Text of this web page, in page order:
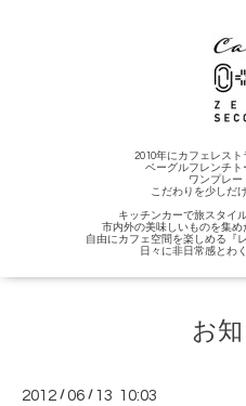
2010年にカフェレスト
ベーグルフレンチト
ワンプレー
こだわりを少しだ
キッチンカーで旅スタイ
市内外の美味しいものを集
自由にカフェ空間を楽しめる『
日々に非日常感とわ
お
2012 /06 / 13 10:03